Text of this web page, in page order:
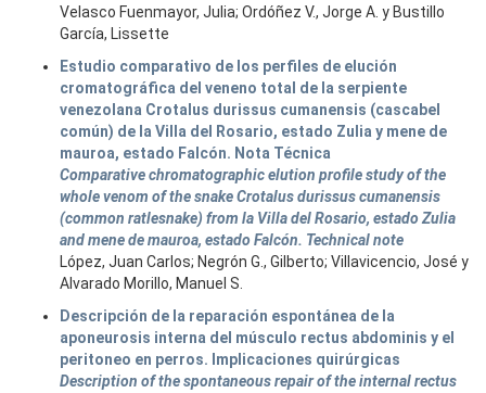
Velasco Fuenmayor, Julia; Ordóñez V., Jorge A. y Bustillo
García, Lissette
Estudio comparativo de los perfiles de elución
cromatográfica del veneno total de la serpiente
venezolana Crotalus durissus cumanensis (cascabel
común) de la Villa del Rosario, estado Zulia y mene de
mauroa, estado Falcón. Nota Técnica
Comparative chromatographic elution profile study of the
whole venom of the snake Crotalus durissus cumanensis
(common ratlesnake) from la Villa del Rosario, estado Zulia
and mene de mauroa, estado Falcón. Technical note
López, Juan Carlos; Negrón G., Gilberto; Villavicencio, José y
Alvarado Morillo, Manuel S.
Descripción de la reparación espontánea de la
aponeurosis interna del músculo rectus abdominis y el
peritoneo en perros. Implicaciones quirúrgicas
Description of the spontaneous repair of the internal rectus